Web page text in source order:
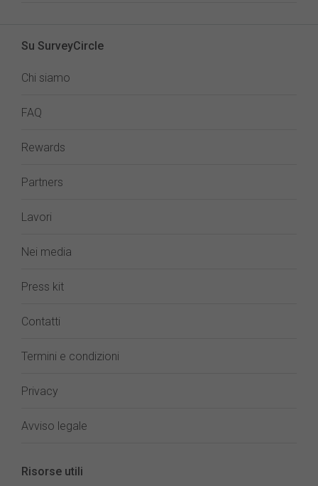
Su SurveyCircle
Chi siamo
FAQ
Rewards
Partners
Lavori
Nei media
Press kit
Contatti
Termini e condizioni
Privacy
Avviso legale
Risorse utili